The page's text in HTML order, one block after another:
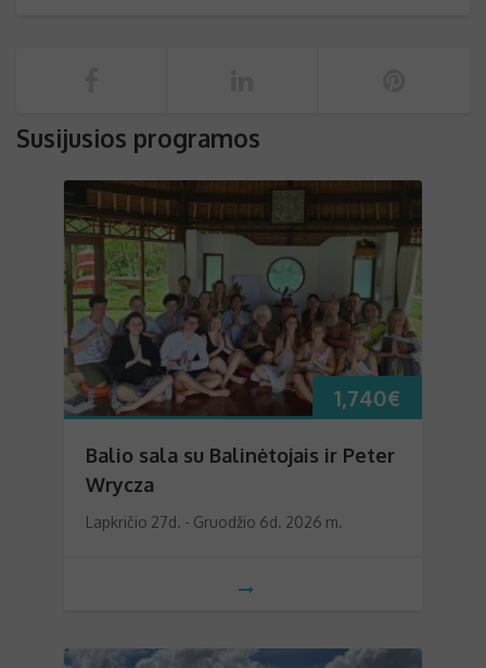
Susijusios programos
1,740€
Balio sala su Balinėtojais ir Peter
Wrycza
Lapkričio 27d. - Gruodžio 6d. 2026 m.